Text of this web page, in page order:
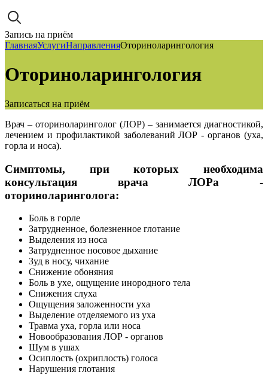
Запись на приём
ГлавнаяУслугиНаправленияОториноларингология
Оториноларингология
Записаться на приём
Врач – оториноларинголог (ЛОР) – занимается диагностикой,
лечением и профилактикой заболеваний ЛОР - органов (уха,
горла и носа).
Симптомы, при которых необходима
консультация врача ЛОРа -
оториноларинголога:
Боль в горле
Затрудненное, болезненное глотание
Выделения из носа
Затрудненное носовое дыхание
Зуд в носу, чихание
Снижение обоняния
Боль в ухе, ощущение инородного тела
Снижения слуха
Ощущения заложенности уха
Выделение отделяемого из уха
Травма уха, горла или носа
Новообразования ЛОР - органов
Шум в ушах
Осиплость (охриплость) голоса
Нарушения глотания